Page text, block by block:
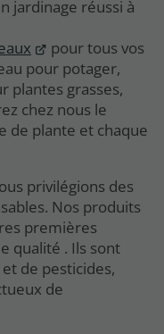
jardinage réussi à
pour tous vos
pour potager,
plantes grasses,
chez nous le
de plante et chaque
privilégions des
Nos produits
premières
qualité . Ils sont
de pesticides,
de